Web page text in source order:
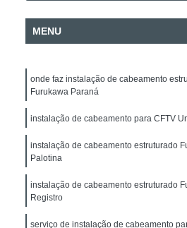
Instalação e Manutenção de
Instalação e Manutenção de
Acesso
de Fotovoltaico
Elétrica
Manutenção de
Manutenção de Energia Solar
Projeto Elétrico
Intrusão DSC
Alarme Fibra
MENU
onde faz instalação de cabeamento
Furukawa Paraná
instalação de cabeamento para CFTV
instalação de cabeamento estruturado
Palotina
instalação de cabeamento estruturado
Registro
serviço de instalação de cabeamento